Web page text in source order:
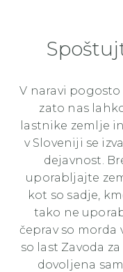
V naravi
zato nas
lastnike zemlje
v Sloveniji se
dejavnost.
uporabljajte
kot so sadje,
tako ne
čeprav so morda
so last Zavoda
dovoljena